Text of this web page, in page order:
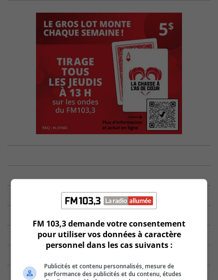
FM 103,3 demande votre consentement
pour utiliser vos données à caractère
personnel dans les cas suivants :
Publicités et contenu personnalisés, mesure de
performance des publicités et du contenu, études